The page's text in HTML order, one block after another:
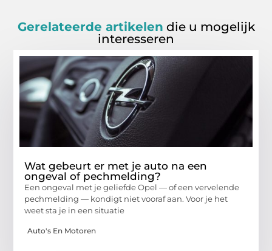
Gerelateerde artikelen die u mogelijk
interesseren
Wat gebeurt er met je auto na een
ongeval of pechmelding?
Een ongeval met je geliefde Opel — of een vervelende
pechmelding — kondigt niet vooraf aan. Voor je het
weet sta je in een situatie
Auto's En Motoren